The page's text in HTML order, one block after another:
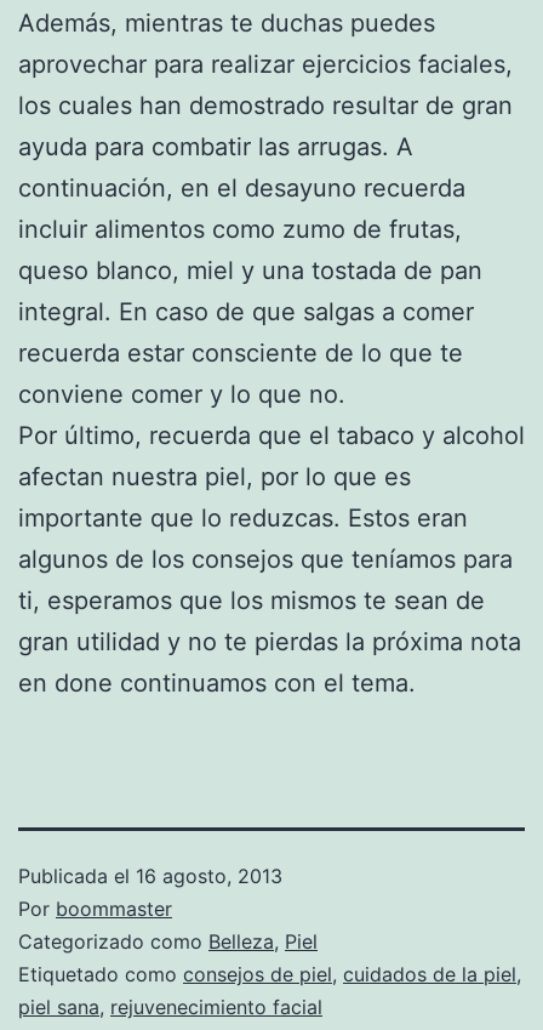
Además, mientras te duchas puedes
aprovechar para realizar ejercicios faciales,
los cuales han demostrado resultar de gran
ayuda para combatir las arrugas. A
continuación, en el desayuno recuerda
incluir alimentos como zumo de frutas,
queso blanco, miel y una tostada de pan
integral. En caso de que salgas a comer
recuerda estar consciente de lo que te
conviene comer y lo que no.
Por último, recuerda que el tabaco y alcohol
afectan nuestra piel, por lo que es
importante que lo reduzcas. Estos eran
algunos de los consejos que teníamos para
ti, esperamos que los mismos te sean de
gran utilidad y no te pierdas la próxima nota
en done continuamos con el tema.
Publicada el 16 agosto, 2013
Por boommaster
Categorizado como Belleza, Piel
Etiquetado como consejos de piel, cuidados de la piel,
piel sana, rejuvenecimiento facial